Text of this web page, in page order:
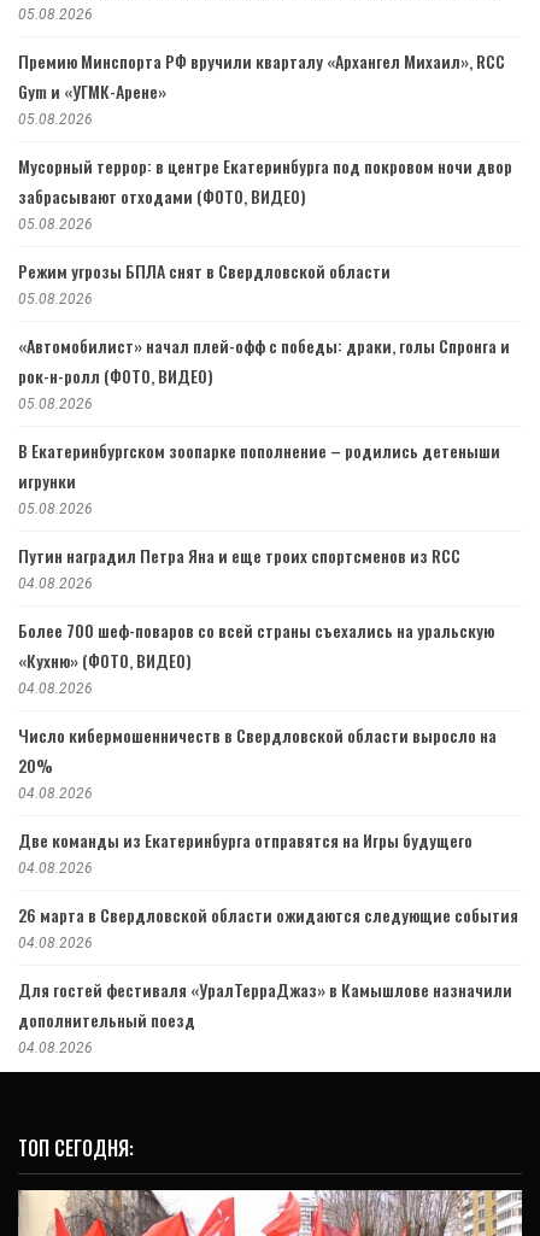
05.08.2026
Премию Минспорта РФ вручили кварталу «Архангел Михаил», RCC
Gym и «УГМК-Арене»
05.08.2026
Мусорный террор: в центре Екатеринбурга под покровом ночи двор
забрасывают отходами (ФОТО, ВИДЕО)
05.08.2026
Режим угрозы БПЛА снят в Свердловской области
05.08.2026
«Автомобилист» начал плей-офф с победы: драки, голы Спронга и
рок-н-ролл (ФОТО, ВИДЕО)
05.08.2026
В Екатеринбургском зоопарке пополнение – родились детеныши
игрунки
05.08.2026
Путин наградил Петра Яна и еще троих спортсменов из RCC
04.08.2026
Более 700 шеф-поваров со всей страны съехались на уральскую
«Кухню» (ФОТО, ВИДЕО)
04.08.2026
Число кибермошенничеств в Свердловской области выросло на
20%
04.08.2026
Две команды из Екатеринбурга отправятся на Игры будущего
04.08.2026
26 марта в Свердловской области ожидаются следующие события
04.08.2026
Для гостей фестиваля «УралТерраДжаз» в Камышлове назначили
дополнительный поезд
04.08.2026
ТОП СЕГОДНЯ: